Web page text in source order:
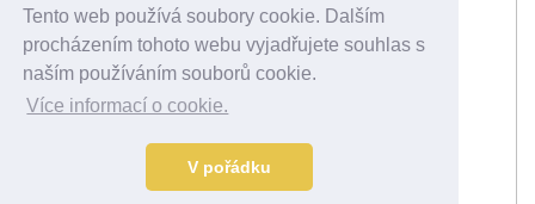
Tento web používá soubory cookie. Dalším
procházením tohoto webu vyjadřujete souhlas s
naším používáním souborů cookie.
Více informací o cookie.
V pořádku